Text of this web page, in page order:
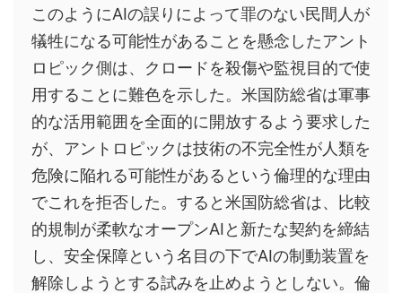
このようにAIの誤りによって罪のない民間人が
犠牲になる可能性があることを懸念したアント
ロピック側は、クロードを殺傷や監視目的で使
用することに難色を示した。米国防総省は軍事
的な活用範囲を全面的に開放するよう要求した
が、アントロピックは技術の不完全性が人類を
危険に陥れる可能性があるという倫理的な理由
でこれを拒否した。すると米国防総省は、比較
的規制が柔軟なオープンAIと新たな契約を締結
し、安全保障という名目の下でAIの制動装置を
解除しようとする試みを止めようとしない。倫